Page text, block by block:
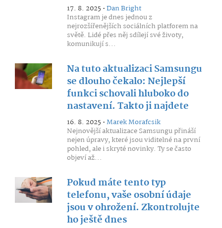
17. 8. 2025 •Dan Bright
Instagram je dnes jednou z
nejrozšířenějších sociálních platforem na
světě. Lidé přes něj sdílejí své životy,
komunikují s...
Na tuto aktualizaci Samsungu
se dlouho čekalo: Nejlepší
funkci schovali hluboko do
nastavení. Takto ji najdete
16. 8. 2025 •Marek Morafcsik
Nejnovější aktualizace Samsungu přináší
nejen úpravy, které jsou viditelné na první
pohled, ale i skryté novinky. Ty se často
objeví až...
Pokud máte tento typ
telefonu, vaše osobní údaje
jsou v ohrožení. Zkontrolujte
ho ještě dnes